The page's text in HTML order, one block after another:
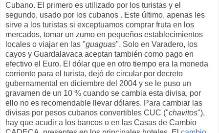
Cubano. El primero es utilizado por los turistas y el
segundo, usado por los cubanos . Este último, apenas les
sirve a los turistas si exceptuamos comprar fruta en los
mercados, tomar un zumo en pequeños establecimientos
locales o viajar en las "guaguas". Solo en Varadero, los
cayos y Guardalavaca aceptan también como pago en
efectivo el Euro. El dólar que en otro tiempo era la moneda
corriente para el turista, dejó de circular por decreto
gubernamental en diciembre del 2004 y se le puso un
gravamen de un 10 % cuando se cambia esta divisa, por
ello no es recomendable llevar dólares. Para cambiar las
divisas por pesos cubanos convertibles CUC ("chavitos"),
hay que acudir a los bancos o en las Casas de Cambio